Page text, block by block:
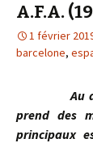
A.F.A.
1 février
barcelone,
Au début
prend des
principaux